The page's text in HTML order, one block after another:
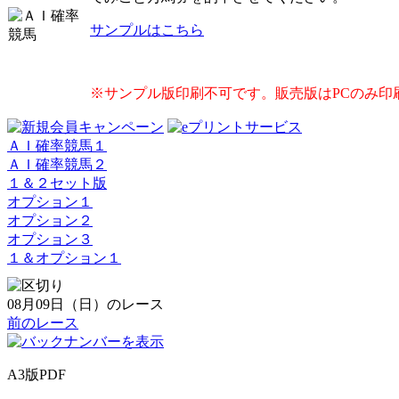
サンプルはこちら
※サンプル版印刷不可です。販売版はPCのみ印
ＡＩ確率競馬１
ＡＩ確率競馬２
１＆２セット版
オプション１
オプション２
オプション３
１＆オプション１
08月09日（日）のレース
前のレース
A3版PDF